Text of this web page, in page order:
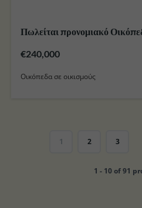
Πωλείται προνομιακό
Πάτμου
€240,000
Οικόπεδα σε οικισμούς
1 2 3
1 - 10 of 91